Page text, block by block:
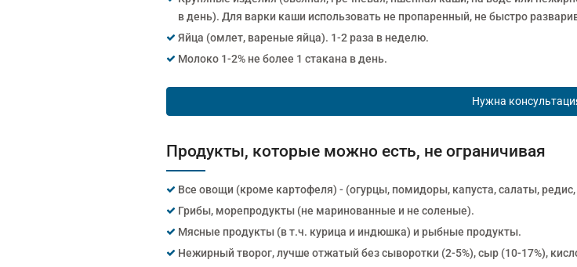
в день). Для варки каши использовать не пропаренный, не быстро
Яйца (омлет, вареные яйца). 1-2 раза в неделю.
Молоко 1-2% не более 1 стакана в день.
Нужна
Продукты, которые можно есть, не ограничивая
Все овощи (кроме картофеля) - (огурцы, помидоры, капуста, салаты,
Грибы, морепродукты (не маринованные и не соленые).
Мясные продукты (в т.ч. курица и индюшка) и рыбные продукты.
Нежирный творог, лучше отжатый без сыворотки (2-5%), сыр (10-17%),